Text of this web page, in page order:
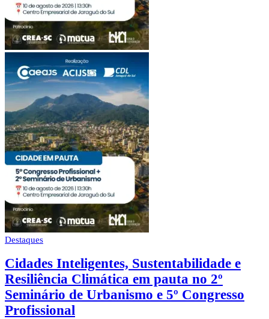
Destaques
Cidades Inteligentes, Sustentabilidade e
Resiliência Climática em pauta no 2º
Seminário de Urbanismo e 5º Congresso
Profissional